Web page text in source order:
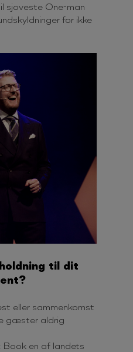
sjoveste One-man
for ikke
til dit
eller sammenkomst
gæster aldrig
Book en af landets